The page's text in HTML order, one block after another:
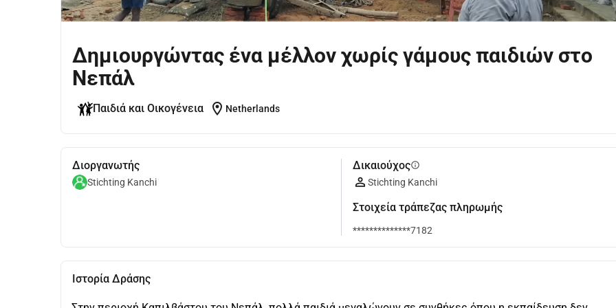
Δημιουργώντας ένα μέλλον χωρίς γάμους παιδιών στο
Νεπάλ
Παιδιά και Οικογένεια location_on Netherlands
Διοργανωτής
Stichting Kanchi
Δικαιούχοςinfo
Stichting Kanchi
Στοιχεία τράπεζας πληρωμής
**************7182
Ιστορία Δράσης